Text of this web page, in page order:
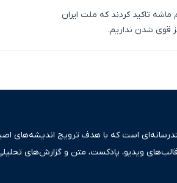
تاکید کردند که ملت ایران
قوی‌ شدن نداریم.
است که با هدف ترویج اندیشه‌های
قالب‌های ویدیو، پادکست، متن و گزارش‌های
از اطلاع‌رسانی صرف، به تبیین سیاست‌ها و